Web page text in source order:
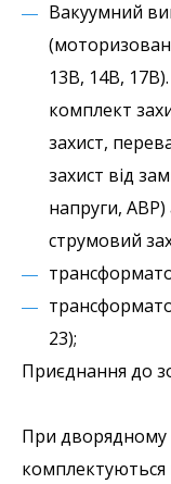
Вакуумний
13В, 14В,
комплект
захист,
захист від
напруги,
струмовий
23);
Приєднання до
При дворядному